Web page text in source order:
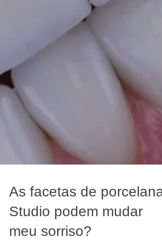
As facetas de porcelana
Studio podem mudar